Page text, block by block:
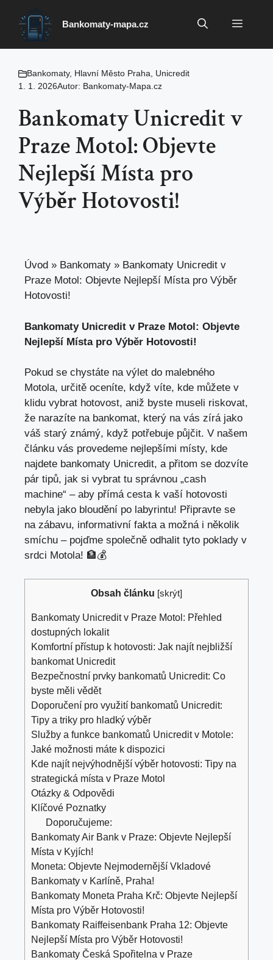
obsah
Bankomaty-mapa.cz Menu
Bankomaty, Hlavní Město Praha
Unicredit
1. 1. 2026Autor: Bankomaty-Mapa.cz
Bankomaty Unicredit v
Praze Motol: Objevte
Nejlepší Místa pro
Výběr Hotovosti!
Úvod » Bankomaty » Bankomaty Unicredit v
Praze Motol: Objevte Nejlepší Místa pro Výběr
Hotovosti!
Bankomaty Unicredit v Praze Motol: Objevte
Nejlepší Místa pro Výběr Hotovosti!
Pokud se chystáte na výlet do malebného
Motola, určitě oceníte, když víte, kde můžete v
klidu vybrat hotovost, aniž byste museli riskovat,
že narazíte na bankomat, který na vás zírá jako
váš starý známý, když potřebuje půjčit. V našem
článku vás provedeme nejlepšími místy, kde
najdete bankomaty Unicredit, a přitom se dozvíte
pár tipů, jak si vybrat tu správnou „cash
machine“ – aby přímá cesta k vaší hotovosti
nebyla jako bloudění po labyrintu! Připravte se
na zábavu, informativní fakta a možná i několik
smíchu – pojďme společně odhalit tyto poklady v
srdci Motola! 🏦💰
Obsah článku [skrýt]
Bankomaty Unicredit v Praze Motol: Přehled
dostupných lokalit
Komfortní přístup k hotovosti: Jak najít nejbližší
bankomat Unicredit
Bezpečnostní prvky bankomatů Unicredit: Co
byste měli vědět
Doporučení pro využití bankomatů Unicredit:
Tipy a triky pro hladký výběr
Služby a funkce bankomatů Unicredit v Motole:
Jaké možnosti máte k dispozici
Kde najít nejvýhodnější výběr hotovosti: Tipy na
strategická místa v Praze Motol
Otázky & Odpovědi
Klíčové Poznatky
Doporučujeme:
Bankomaty Air Bank v Praze: Objevte Nejlepší
Místa v Kyjích!
Moneta: Objevte Nejmodernější Vkladové
Bankomaty v Karlíně, Praha!
Bankomaty Moneta Praha Krč: Objevte Nejlepší
Místa pro Výběr Hotovosti!
Bankomaty Raiffeisenbank Praha 12: Objevte
Nejlepší Místa pro Výběr Hotovosti!
Bankomaty Česká Spořitelna v Praze